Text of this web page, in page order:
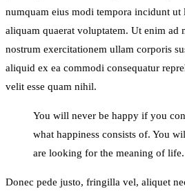
numquam eius modi tempora incidunt ut
aliquam quaerat voluptatem. Ut enim ad
nostrum exercitationem ullam corporis
aliquid ex ea commodi consequatur
velit esse quam nihil.
You will never be happy if you
what happiness consists of. You
are looking for the meaning of life.
Donec pede justo, fringilla vel, aliquet